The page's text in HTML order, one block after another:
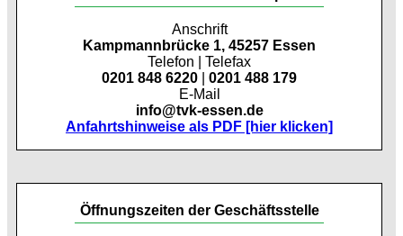
Anschrift
Kampmannbrücke 1, 45257 Essen
Telefon | Telefax
0201 848 6220
0201 488 179
E-Mail
info@tvk-essen.de
Anfahrtshinweise als PDF [hier klicken]
Öffnungszeiten der Geschäftsstelle